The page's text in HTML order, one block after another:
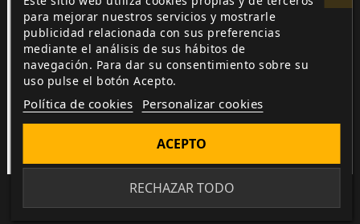
para mejorar nuestros servicios y mostrarle
publicidad relacionada con sus preferencias
mediante el análisis de sus hábitos de
navegación. Para dar su consentimiento sobre su
uso pulse el botón Acepto.
Política de cookies Personalizar cookies
RECHAZAR TODO
ACEPTO